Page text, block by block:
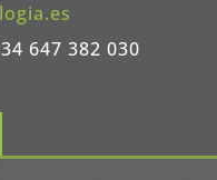
647 382 030